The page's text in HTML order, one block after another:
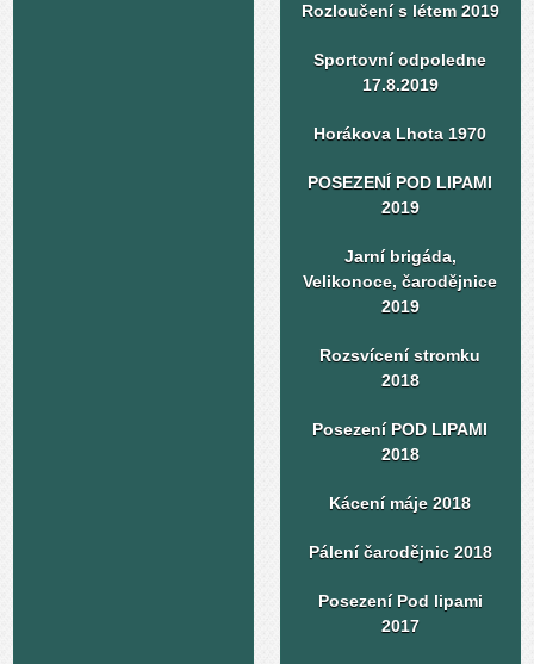
Rozloučení s létem 2019
Sportovní odpoledne
17.8.2019
Horákova Lhota 1970
POSEZENÍ POD LIPAMI
2019
Jarní brigáda,
Velikonoce, čarodějnice
2019
Rozsvícení stromku
2018
Posezení POD LIPAMI
2018
Kácení máje 2018
Pálení čarodějnic 2018
Posezení Pod lipami
2017